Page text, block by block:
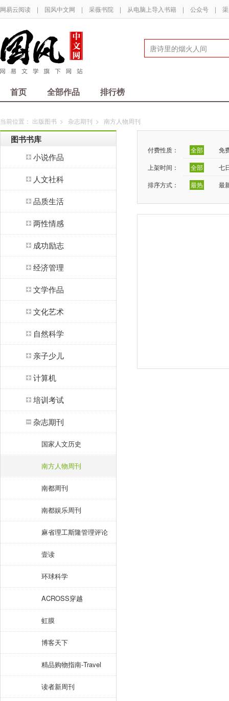
网易云阅读 | 国风中文网 | 采薇书院 | 从电脑上导入书籍 | 公众号 |
首页 全部作品 排行榜
当前位置： 出版图书 > 杂志期刊 > 南方人物周刊
图书书库
小说作品
人文社科
品质生活
两性情感
成功励志
经济管理
文学作品
文化艺术
自然科学
亲子少儿
计算机
培训考试
杂志期刊
国家人文历史
南方人物周刊
南都周刊
南都娱乐周刊
麻省理工斯隆管理评论
壹读
环球科学
ACROSS穿越
虹膜
博客天下
精品购物指南-Travel
读者新周刊
付费性质： 全部
免
上架时间：
全部
七
排序方式：
最热 最